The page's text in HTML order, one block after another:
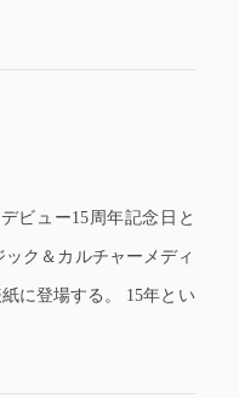
ビュー15周年記念日と
ク＆カルチャーメディ
に登場する。 15年とい